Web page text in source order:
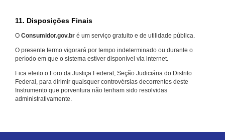
11. Disposições Finais
O Consumidor.gov.br é um serviço gratuito e de utilidade pública.
O presente termo vigorará por tempo indeterminado ou durante o
período em que o sistema estiver disponível via internet.
Fica eleito o Foro da Justiça Federal, Seção Judiciária do Distrito
Federal, para dirimir quaisquer controvérsias decorrentes deste
Instrumento que porventura não tenham sido resolvidas
administrativamente.